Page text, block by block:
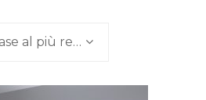
Ordina in base al più recente